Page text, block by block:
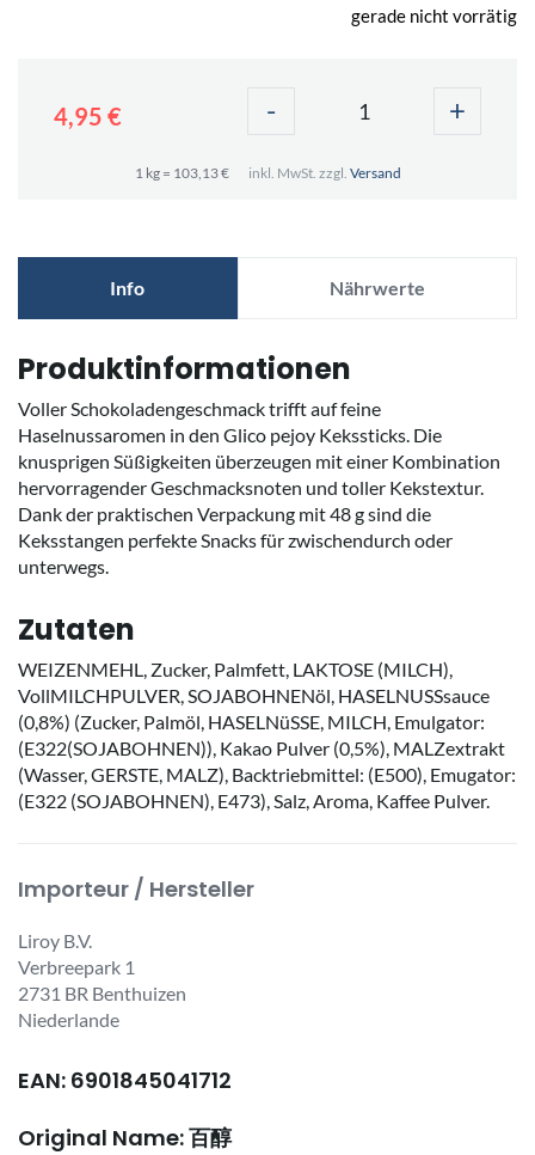
gerade nicht vorrätig
4,95 € - +
1 kg = 103,13 € inkl. MwSt. zzgl. Versand
Info Nährwerte
Produktinformationen
Voller Schokoladengeschmack trifft auf feine
Haselnussaromen in den Glico pejoy Kekssticks. Die
knusprigen Süßigkeiten überzeugen mit einer Kombination
hervorragender Geschmacksnoten und toller Kekstextur.
Dank der praktischen Verpackung mit 48 g sind die
Keksstangen perfekte Snacks für zwischendurch oder
unterwegs.
Zutaten
WEIZENMEHL, Zucker, Palmfett, LAKTOSE (MILCH),
VollMILCHPULVER, SOJABOHNENöl, HASELNUSSsauce
(0,8%) (Zucker, Palmöl, HASELNüSSE, MILCH, Emulgator:
(E322(SOJABOHNEN)), Kakao Pulver (0,5%), MALZextrakt
(Wasser, GERSTE, MALZ), Backtriebmittel: (E500), Emugator:
(E322 (SOJABOHNEN), E473), Salz, Aroma, Kaffee Pulver.
Importeur / Hersteller
Liroy B.V.
Verbreepark 1
2731 BR Benthuizen
Niederlande
EAN: 6901845041712
Original Name: 百醇